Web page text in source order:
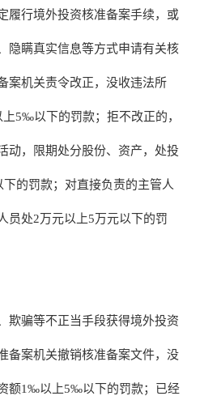
履行境外投资核准备案手续，或
隐瞒真实信息等方式申请有关核
案机关责令改正，没收违法所
5‰以下的罚款；拒不改正的，
动，限期处分股份、资产，处投
的罚款；对直接负责的主管人
员处2万元以上5万元以下的罚
欺骗等不正当手段获得境外投资
备案机关撤销核准备案文件，没
额1‰以上5‰以下的罚款；已经